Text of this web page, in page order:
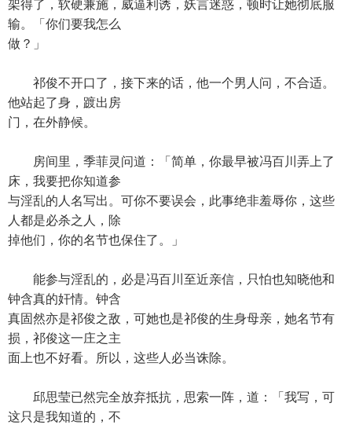
架得了，软硬兼施，威逼利诱，妖言迷惑，顿时让她彻底服
输。「你们要我怎么
做？」
祁俊不开口了，接下来的话，他一个男人问，不合适。
他站起了身，踱出房
门，在外静候。
房间里，季菲灵问道：「简单，你最早被冯百川弄上了
床，我要把你知道参
与淫乱的人名写出。可你不要误会，此事绝非羞辱你，这些
人都是必杀之人，除
掉他们，你的名节也保住了。」
能参与淫乱的，必是冯百川至近亲信，只怕也知晓他和
钟含真的奸情。钟含
真固然亦是祁俊之敌，可她也是祁俊的生身母亲，她名节有
损，祁俊这一庄之主
面上也不好看。所以，这些人必当诛除。
邱思莹已然完全放弃抵抗，思索一阵，道：「我写，可
这只是我知道的，不